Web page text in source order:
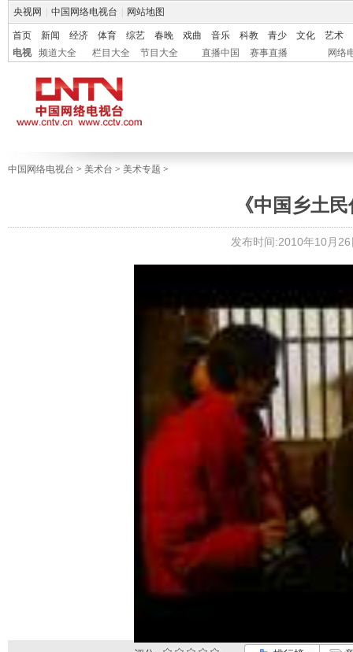
央视网 中国网络电视台 网站地图
首页 新闻 经济 体育 综艺 春晚 戏曲 音乐 科教 青少 文化
艺术
电视
频道大全 栏目大全 节目大全 直播中国 赛事直播 网络
中国网络电视台 > 美术台 > 美术专题 >
《中国乡土
发布时间:2010年10月